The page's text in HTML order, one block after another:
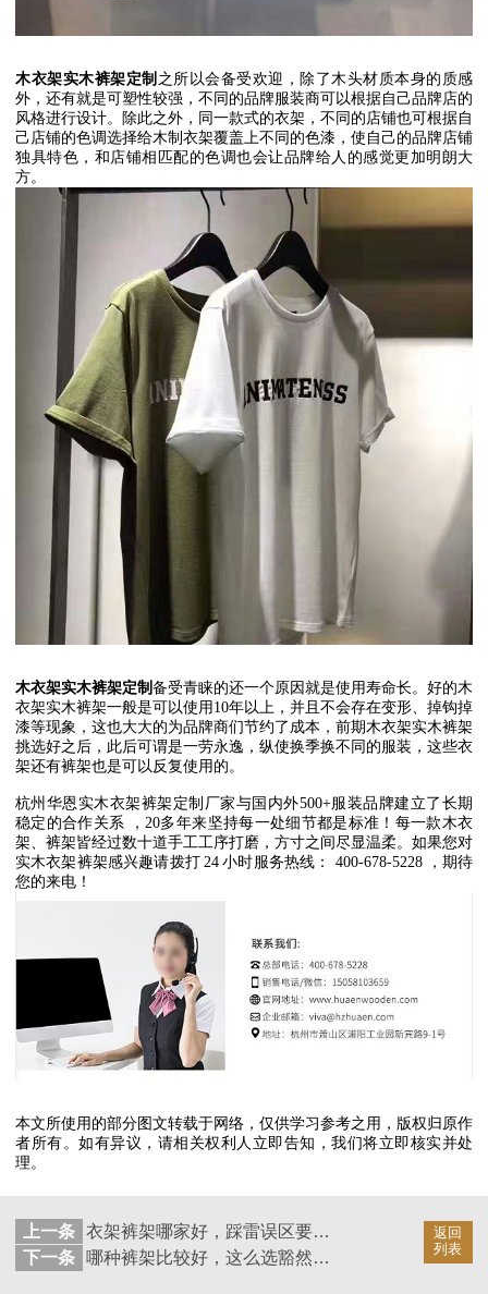
木衣架实木裤架定制 之所以会备受欢迎，除了木头材质本身的质感
外，还有就是可塑性较强，不同的品牌服装商可以根据自己品牌店的
风格进行设计。除此之外，同一款式的衣架，不同的店铺也可根据自
己店铺的色调选择给木制衣架覆盖上不同的色漆，使自己的品牌店铺
独具特色，和店铺相匹配的色调也会让品牌给人的感觉更加明朗大
方。
木衣架实木裤架定制 备受青睐的还一个原因就是使用寿命长。好的木
衣架实木裤架一般是可以使用 10年以上，并且不会存在变形、掉钩掉
漆等现象，这也大大的为品牌商们节约了成本，前期木衣架实木裤架
挑选好之后，此后可谓是一劳永逸，纵使换季换不同的服装，这些衣
架还有裤架也是可以反复使用的。
杭州华恩实木衣架裤架定制厂家与国内外500+服装品牌建立了长期
稳定的合作关系
，20多年来坚持每一处细节都是标准！每一款木衣
架、裤架皆经过数十道手工工序打磨，方寸之间尽显温柔。如果您对
实木衣架裤架感兴趣请拨打 24 小时服务热线： 400-678-5228
，期待
您的来电！
本文所使用的部分图文转载于网络，仅供学习参考之用，版权归原作
者所有。如有异议，请相关权利人立即告知，我们将立即核实并处
理。
返回
列表
上一条
衣架裤架哪家好，踩雷误区要知道【华恩】
下一条
哪种裤架比较好，这么选豁然开朗【华恩】